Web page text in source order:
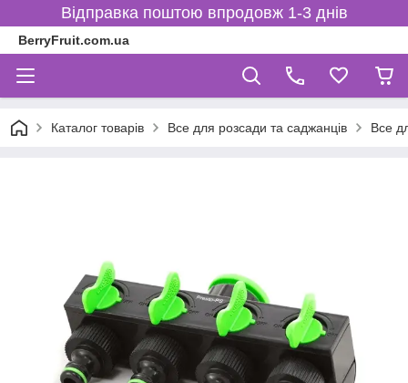
Відправка поштою впродовж 1-3 днів
BerryFruit.com.ua
Каталог товарів Все для розсади та саджанців Все